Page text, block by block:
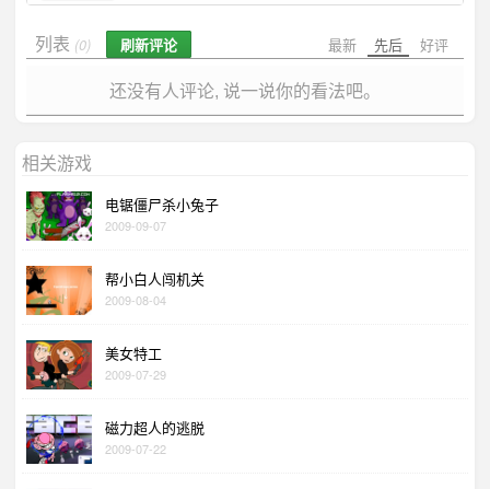
最新 先后 好评
列表 (0) 刷新评论
还没有人评论, 说一说你的看法吧。
相关游戏
电锯僵尸杀小兔子
2009-09-07
帮小白人闯机关
2009-08-04
美女特工
2009-07-29
磁力超人的逃脱
2009-07-22